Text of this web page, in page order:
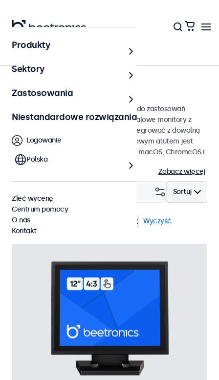
Monitory dotykowe
Monitory dotykowe 12 cali
Ekrany dotykowe 12 cali przeznaczone do zastosowań
profesjonalnych i ciągłej pracy. Te 12-calowe monitory z
ekranem dotykowym można łatwo zintegrować z dowolną
aplikacją i środowiskiem, a ich dodatkowym atutem jest
kompatybilność z systemami Windows, macOS, ChromeOS i
Linux.
Zobacz więcej
Sortuj
Monitory dotykowe 12 cali Wyczyść
Produkty
Sektory
Zastosowania
Niestandardowe rozwiązania
Logowanie
Polska
Zleć wycenę
Centrum pomocy
O nas
Kontakt